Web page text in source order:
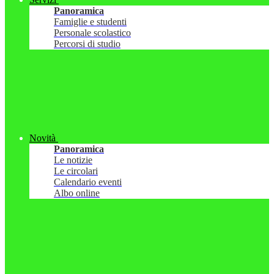
Panoramica
Famiglie e studenti
Personale scolastico
Percorsi di studio
Novità
Panoramica
Le notizie
Le circolari
Calendario eventi
Albo online